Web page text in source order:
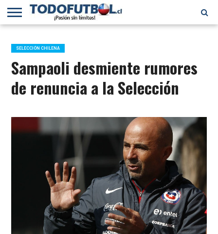
PRIMERA
B
SELECCIÓN
CHILENA
CHILENOS
EN EL
MUNDO
FÚTBOL
INTERNACIONAL
SELECCIÓN CHILENA
Sampaoli desmiente rumores
de renuncia a la Selección